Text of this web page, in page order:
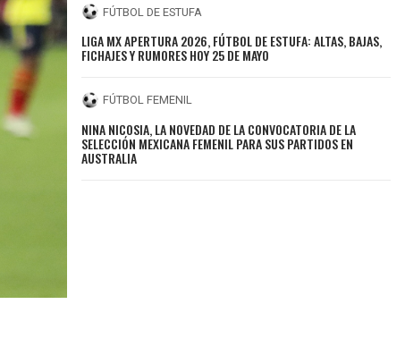
FÚTBOL DE ESTUFA
LIGA MX APERTURA 2026, FÚTBOL DE ESTUFA: ALTAS, BAJAS,
FICHAJES Y RUMORES HOY 25 DE MAYO
FÚTBOL FEMENIL
NINA NICOSIA, LA NOVEDAD DE LA CONVOCATORIA DE LA
SELECCIÓN MEXICANA FEMENIL PARA SUS PARTIDOS EN
AUSTRALIA